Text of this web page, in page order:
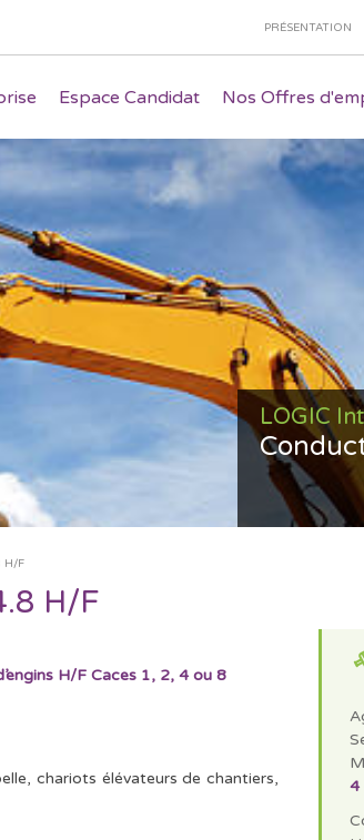
PRÉSENTATION
Espace Candidat Nos Offres
LOGIC
H/F
H/F
H/F Caces 1, 2, 4 ou 8
chariots élévateurs de chantiers,
4